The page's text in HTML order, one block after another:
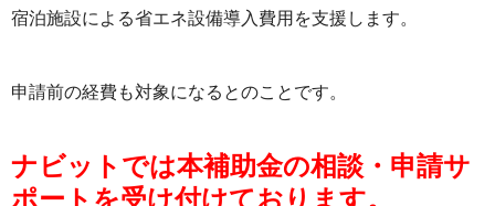
宿泊施設による省エネ設備導入費用を支援します。
申請前の経費も対象になるとのことです。
ナビットでは本補助金の相談・申請サ
ポートを受け付けております。